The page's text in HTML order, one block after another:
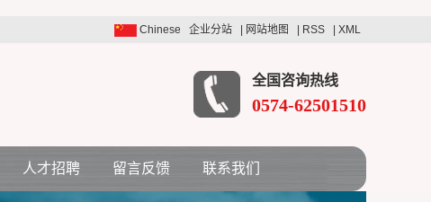
Chinese 企业分站 网站地图 RSS XML
全国咨询热线
0574-62501510
人才招聘 留言反馈 联系我们